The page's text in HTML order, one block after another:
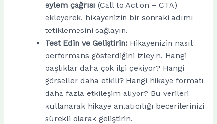
eylem çağrısı (Call to Action – CTA)
ekleyerek, hikayenizin bir sonraki adımı
tetiklemesini sağlayın.
Test Edin ve Geliştirin:Hikayenizin nasıl
performans gösterdiğini izleyin. Hangi
başlıklar daha çok ilgi çekiyor? Hangi
görseller daha etkili? Hangi hikaye formatı
daha fazla etkileşim alıyor? Bu verileri
kullanarak hikaye anlatıcılığı becerilerinizi
sürekli olarak geliştirin.